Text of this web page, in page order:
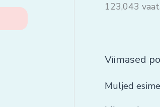
123,043
Viimased
Muljed